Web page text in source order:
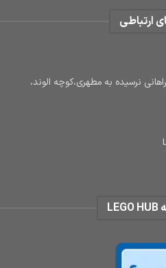
ارتباطی
نرسیده به مطهری،کوچه الوند،